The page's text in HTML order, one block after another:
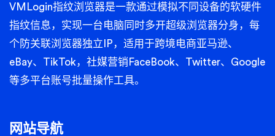
VMLogin指纹浏览器是一款通过模拟不同设备的软硬件
指纹信息，实现一台电脑同时多开超级浏览器分身，每
个防关联浏览器独立IP，适用于跨境电商亚马逊、
eBay、TikTok，社媒营销FaceBook、Twitter、Google
等多平台账号批量操作工具。
网站导航